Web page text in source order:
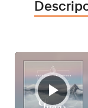
Reproductor